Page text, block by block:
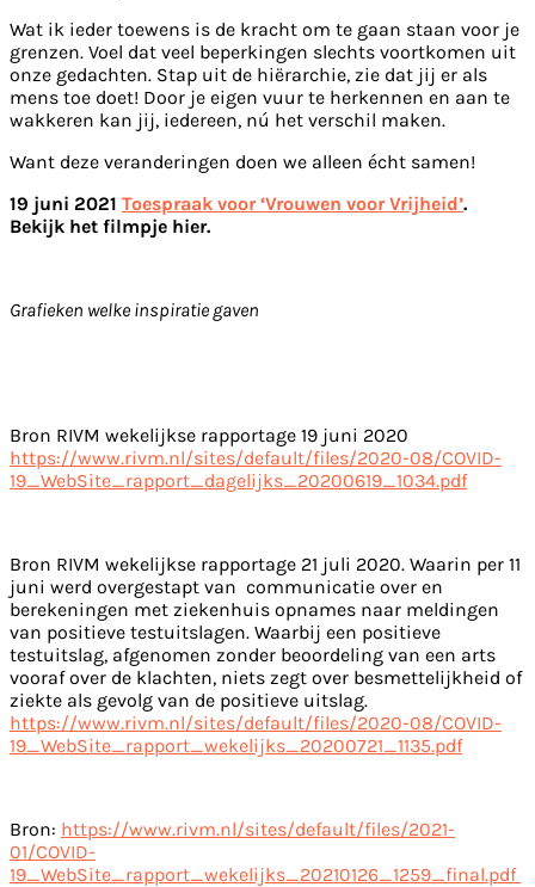
Wat ik ieder toewens is de kracht om te gaan staan voor je
grenzen. Voel dat veel beperkingen slechts voortkomen uit
onze gedachten. Stap uit de hiërarchie, zie dat jij er als
mens toe doet! Door je eigen vuur te herkennen en aan te
wakkeren kan jij, iedereen, nú het verschil maken.
Want deze veranderingen doen we alleen écht samen!
19 juni 2021 Toespraak voor ‘Vrouwen voor Vrijheid’.
Bekijk het filmpje hier.
Grafieken welke inspiratie gaven
Bron RIVM wekelijkse rapportage 19 juni 2020
https://www.rivm.nl/sites/default/files/2020-08/COVID-
19_WebSite_rapport_dagelijks_20200619_1034.pdf
Bron RIVM wekelijkse rapportage 21 juli 2020. Waarin per 11
juni werd overgestapt van communicatie over en
berekeningen met ziekenhuis opnames naar meldingen
van positieve testuitslagen. Waarbij een positieve
testuitslag, afgenomen zonder beoordeling van een arts
vooraf over de klachten, niets zegt over besmettelijkheid of
ziekte als gevolg van de positieve uitslag.
https://www.rivm.nl/sites/default/files/2020-08/COVID-
19_WebSite_rapport_wekelijks_20200721_1135.pdf
Bron: https://www.rivm.nl/sites/default/files/2021-
01/COVID-
19_WebSite_rapport_wekelijks_20210126_1259_final.pdf